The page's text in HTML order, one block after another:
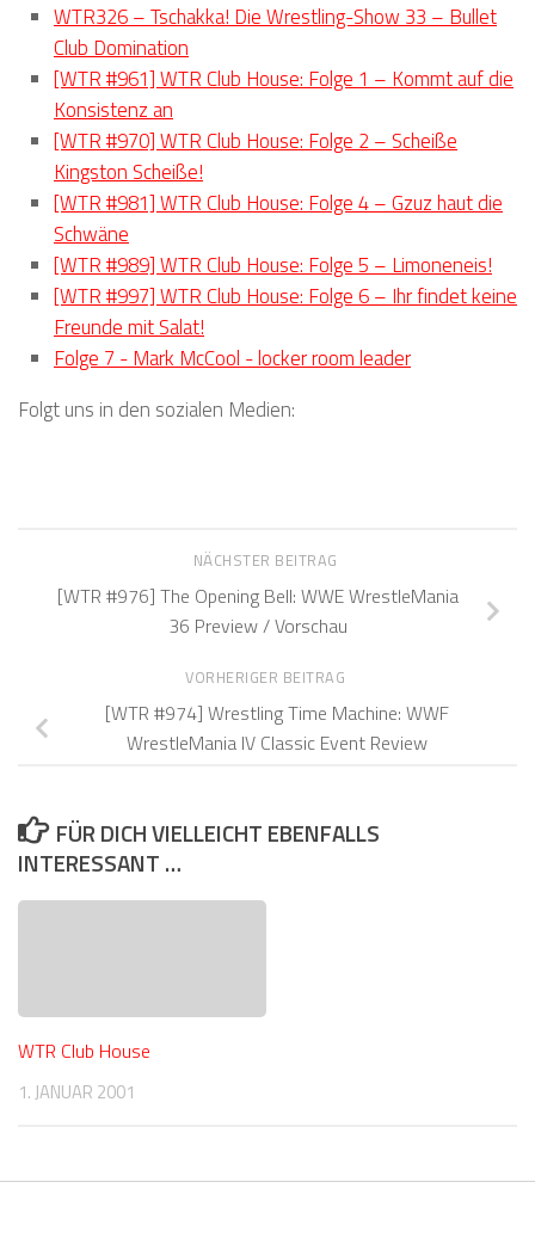
WTR326 – Tschakka! Die Wrestling-Show 33 – Bullet
Club Domination
[WTR #961] WTR Club House: Folge 1 – Kommt auf die
Konsistenz an
[WTR #970] WTR Club House: Folge 2 – Scheiße
Kingston Scheiße!
[WTR #981] WTR Club House: Folge 4 – Gzuz haut die
Schwäne
[WTR #989] WTR Club House: Folge 5 – Limoneneis!
[WTR #997] WTR Club House: Folge 6 – Ihr findet keine
Freunde mit Salat!
Folge 7 - Mark McCool - locker room leader
Folgt uns in den sozialen Medien:
NÄCHSTER BEITRAG
[WTR #976] The Opening Bell: WWE WrestleMania
36 Preview / Vorschau
VORHERIGER BEITRAG
[WTR #974] Wrestling Time Machine: WWF
WrestleMania IV Classic Event Review
FÜR DICH VIELLEICHT EBENFALLS
INTERESSANT …
WTR Club House
1. JANUAR 2001